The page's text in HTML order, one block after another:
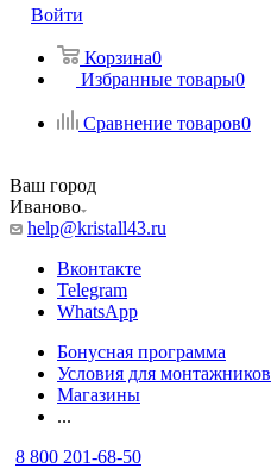
Войти
Корзина0
Избранные товары0
Сравнение товаров0
Ваш город
Иваново
help@kristall43.ru
Вконтакте
Telegram
WhatsApp
Бонусная программа
Условия для монтажников
Магазины
...
8 800 201-68-50